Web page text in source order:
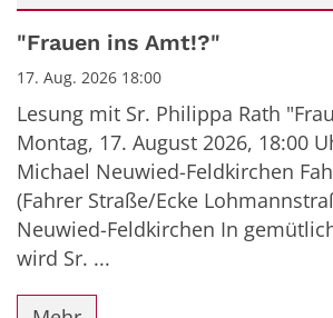
Datum: 17. August 2026
"Frauen ins Amt!?"
17. Aug. 2026 18:00
Lesung mit Sr. Philippa Rath
Montag, 17. August 2026, 18:00
Michael Neuwied-Feldkirchen
(Fahrer Straße/Ecke
Neuwied-Feldkirchen In
wird Sr. ...